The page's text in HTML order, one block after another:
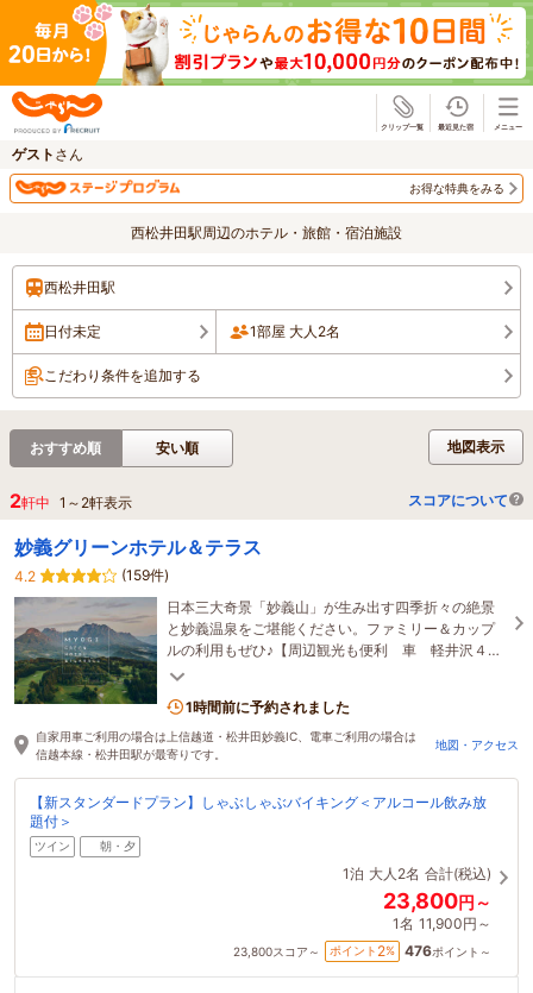
ゲスト さん
お得な特典をみる
西松井田駅周辺のホテル・旅館・宿泊施設
西松井田駅
日付未定 1部屋 大人2名
こだわり条件を追加する
地図表示
おすすめ順 安い順
2軒中 1 ～ 2軒表示 スコアについて
妙義グリーンホテル＆テラス
4.2
(159件)
日本三大奇景「妙義山」が生み出す四季折々の絶景
と妙義温泉をご堪能ください。ファミリー＆カップ
ルの利用もぜひ♪【周辺観光も便利 車 軽井沢４０
分／富岡製糸場２０分】グランピング予約受付中
1時間前に予約されました
自家用車ご利用の場合は上信越道・松井田妙義IC、電車ご利用の場合は
信越本線・松井田駅が最寄りです。
地図・アクセス
【新スタンダードプラン】しゃぶしゃぶバイキング＜アルコール飲み放
題付＞
ツイン 朝・夕
1泊 大人2名 合計(税込)
23,800円～
1名 11,900円～
23,800スコア～ ポイント 2% 476ポイント～